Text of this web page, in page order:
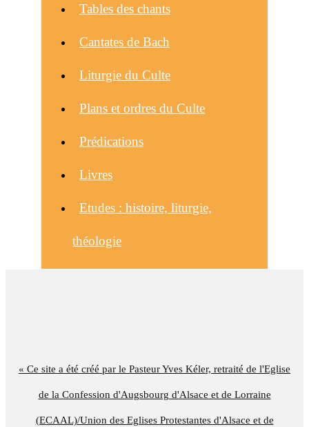
« Ce site a été créé par le Pasteur Yves Kéler, retraité de l'Eglise
de la Confession d'Augsbourg d'Alsace et de Lorraine
(ECAAL)/Union des Eglises Protestantes d'Alsace et de
Tables des chants
Cantates de Bach
Liturgie du Culte
Plans et ordres du Culte
Prédications
Livres
Etudes : histoire, liturgie,
théologie